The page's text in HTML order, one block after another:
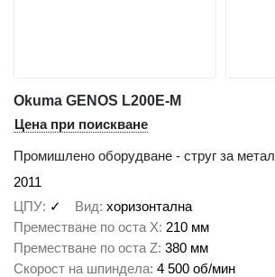
Okuma GENOS L200E-M
Цена при поискване
Промишлено оборудване - струг за метал
2011
ЦПУ ✓ Вид хоризонтална
Преместване по оста X 210 мм
Преместване по оста Z 380 мм
Скорост на шпиндела 4 500 об/мин